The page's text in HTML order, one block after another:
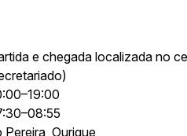
e chegada localizada no
Ourique